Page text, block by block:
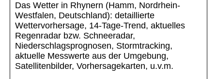
Das Wetter in Rhynern (Hamm, Nordrhein-
Westfalen, Deutschland): detaillierte
Wettervorhersage, 14-Tage-Trend, aktuelles
Regenradar bzw. Schneeradar,
Niederschlagsprognosen, Stormtracking,
aktuelle Messwerte aus der Umgebung,
Satellitenbilder, Vorhersagekarten, u.v.m.